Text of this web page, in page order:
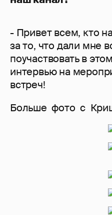
- Привет всем, кто
за то, что дали мне
поучаствовать в
интервью на
встреч!
Больше фото с